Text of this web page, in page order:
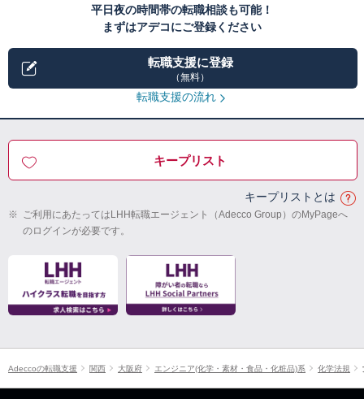
平日夜の時間帯の転職相談も可能！
まずはアデコにご登録ください
転職支援に登録
（無料）
転職支援の流れ
キープリスト
キープリストとは
※ ご利用にあたってはLHH転職エージェント（Adecco Group）のMyPageへ
のログインが必要です。
Adeccoの転職支援 関西 大阪府 エンジニア(化学・素材・食品・化粧品)系 化学法規